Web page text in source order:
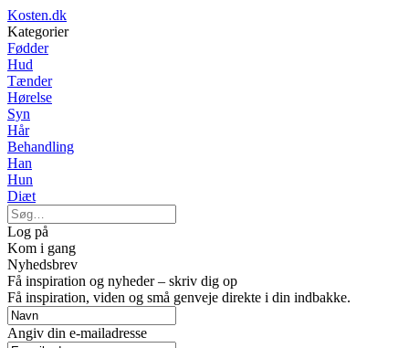
Kosten.dk
Kategorier
Fødder
Hud
Tænder
Hørelse
Syn
Hår
Behandling
Han
Hun
Diæt
Log på
Kom i gang
Nyhedsbrev
Få inspiration og nyheder – skriv dig op
Få inspiration, viden og små genveje direkte i din indbakke.
Angiv din e-mailadresse